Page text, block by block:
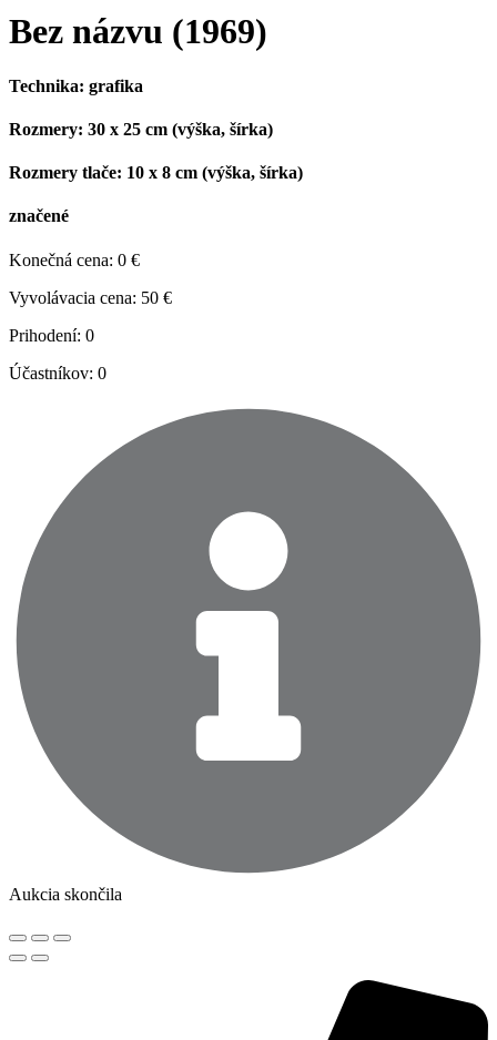
Bez názvu (1969)
Technika: grafika
Rozmery: 30 x 25 cm (výška, šírka)
Rozmery tlače: 10 x 8 cm (výška, šírka)
značené
Konečná cena: 0 €
Vyvolávacia cena: 50 €
Prihodení: 0
Účastníkov: 0
Aukcia skončila